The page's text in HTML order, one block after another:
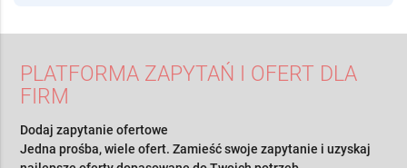
PLATFORMA ZAPYTAŃ I OFERT DLA
FIRM
Dodaj zapytanie ofertowe